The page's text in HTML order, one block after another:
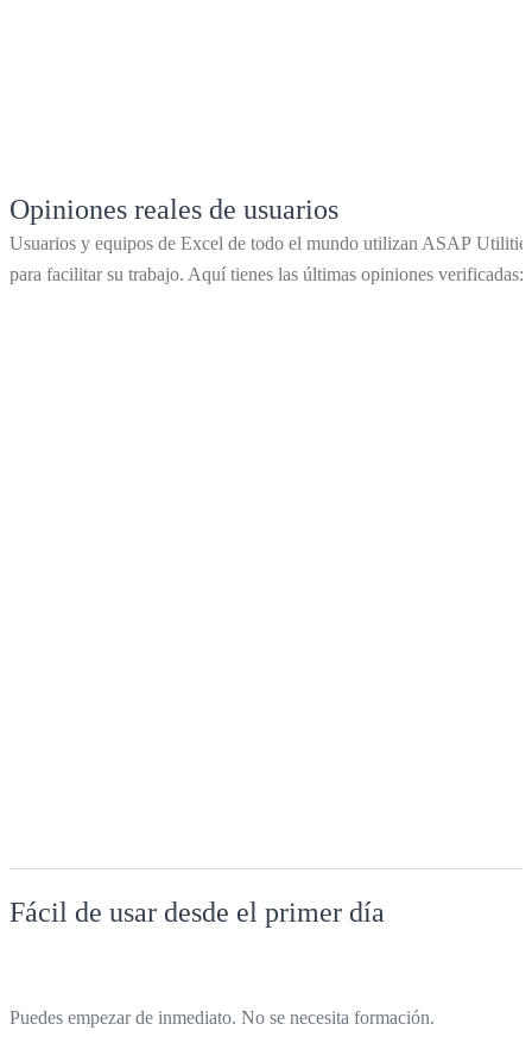
Opiniones reales de usuarios
Usuarios y equipos de Excel de todo el mundo utilizan ASAP
para facilitar su trabajo. Aquí tienes las últimas opiniones verificadas:
Fácil de usar desde el primer día
Puedes empezar de inmediato. No se necesita formación.